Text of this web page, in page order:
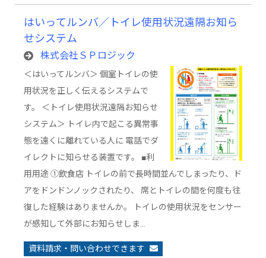
はいってルンバ／トイレ使用状況遠隔お知ら
せシステム
株式会社ＳＰロジック
＜はいってルンバ＞ 個室トイレの使
用状況を正しく伝えるシステムで
す。 ＜トイレ使用状況遠隔お知らせ
システム＞ トイレ内で起こる異常事
態を遠くに離れている人に 電話でダ
イレクトに知らせる装置です。 ■利
用用途 ①飲食店 トイレの前で長時間並んでしまったり、ド
アをドンドンノックされたり、 席とトイレの間を何度も往
復した経験はありませんか。 トイレの使用状況をセンサー
が感知して外部にお知らせしま…
資料請求・問い合わせできます